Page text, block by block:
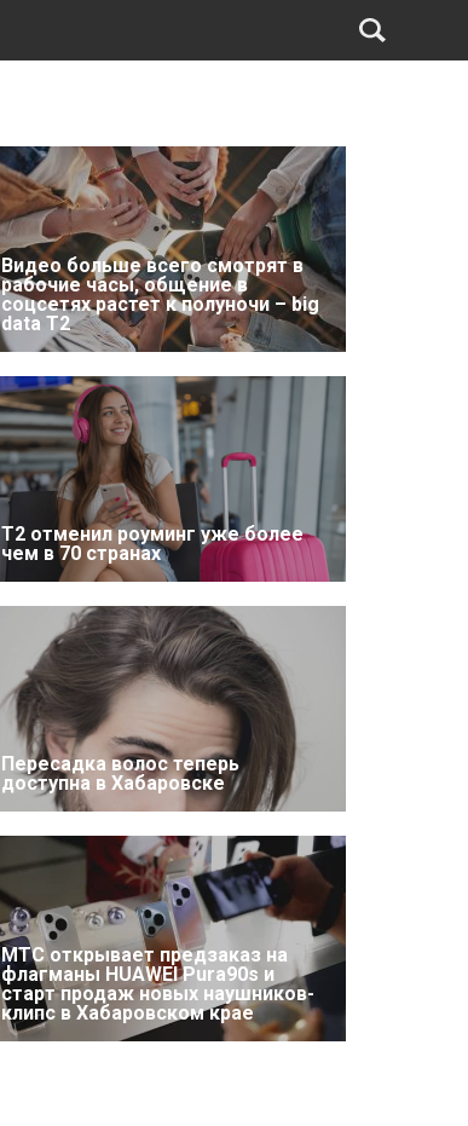
Видео больше всего смотрят в
рабочие часы, общение в
соцсетях растет к полуночи – big
data T2
Т2 отменил роуминг уже более
чем в 70 странах
Пересадка волос теперь
доступна в Хабаровске
МТС открывает предзаказ на
флагманы HUAWEI Pura90s и
старт продаж новых наушников-
клипс в Хабаровском крае